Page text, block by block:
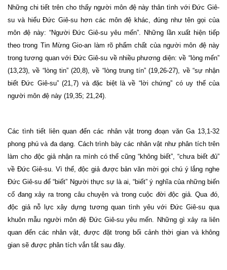
Những chi tiết trên cho thấy người môn đệ này thân tình với Đức Giê-
su và hiểu Đức Giê-su hơn các môn đệ khác, đúng như tên gọi của
môn đệ này: “Người Đức Giê-su yêu mến”. Những lần xuất hiện tiếp
theo trong Tin Mừng Gio-an làm rõ phẩm chất của người môn đệ này
trong tương quan với Đức Giê-su về nhiều phương diện: về “lòng mến”
(13,23), về “lòng tin” (20,8), về “lòng trung tín” (19,26-27), về “sự nhận
biết Đức Giê-su” (21,7) và đặc biệt là về “lời chứng” có uy thế của
người môn đệ này (19,35; 21,24).
Các tình tiết liên quan đến các nhân vật trong đoạn văn Ga 13,1-32
phong phú và đa dạng. Cách trình bày các nhân vật như phân tích trên
làm cho độc giả nhận ra mình có thể cũng “không biết”, “chưa biết đủ”
về Đức Giê-su. Vì thế, độc giả được bản văn mời gọi chú ý lắng nghe
Đức Giê-su để “biết” Người thực sự là ai, “biết” ý nghĩa của những biến
cố đang xảy ra trong câu chuyện và trong cuộc đời độc giả. Qua đó,
độc giả nỗ lực xây dựng tương quan tình yêu với Đức Giê-su qua
khuôn mẫu người môn đệ Đức Giê-su yêu mến. Những gì xảy ra liên
quan đến các nhân vật, được đặt trong bối cảnh thời gian và không
gian sẽ được phân tích vắn tắt sau đây.